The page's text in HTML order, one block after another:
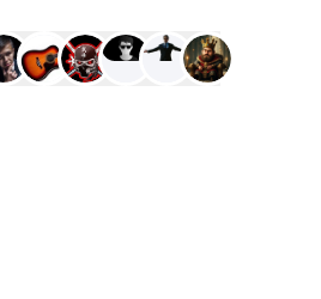
предоставляет ли Суши шеф
для студентов, ветеранов или